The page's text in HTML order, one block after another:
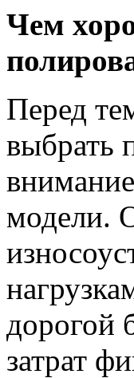
Чем
Перед
выбрать
модели.
дорогой
затрат